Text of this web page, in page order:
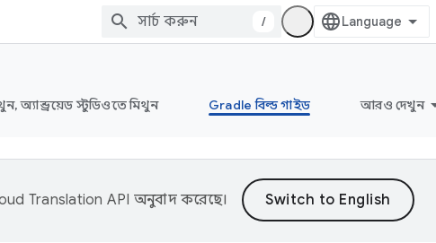
/
অ্যান্ড্রয়েড স্টুডিওতে মিথুন Gradle বিল্ড গাইড আরও দেখুন
Translation API অনুবাদ করেছে।